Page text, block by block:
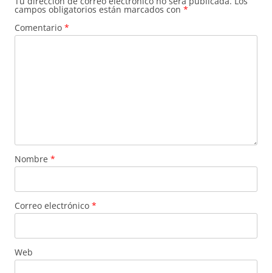
campos obligatorios están marcados con *
Comentario *
Nombre *
Correo electrónico *
Web